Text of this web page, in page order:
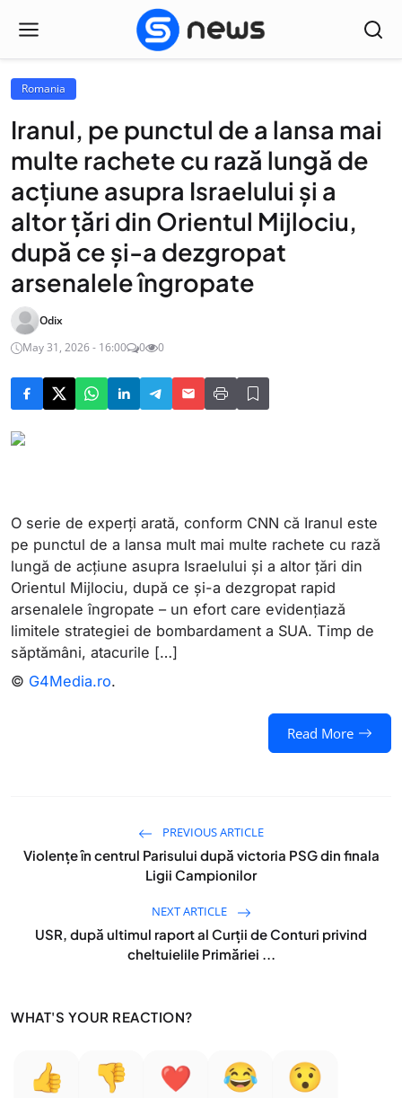
Romania
Iranul, pe punctul de a lansa mai
multe rachete cu rază lungă de
acțiune asupra Israelului și a
altor țări din Orientul Mijlociu,
după ce și-a dezgropat
arsenalele îngropate
Odix
May 31, 2026 - 16:00
0 0
O serie de experți arată, conform CNN că Iranul este
pe punctul de a lansa mult mai multe rachete cu rază
lungă de acțiune asupra Israelului și a altor țări din
Orientul Mijlociu, după ce și-a dezgropat rapid
arsenalele îngropate – un efort care evidențiază
limitele strategiei de bombardament a SUA. Timp de
săptămâni, atacurile […]
© G4Media.ro.
Read More
PREVIOUS ARTICLE
Violențe în centrul Parisului după victoria PSG din finala
Ligii Campionilor
NEXT ARTICLE
USR, după ultimul raport al Curții de Conturi privind
cheltuielile Primăriei ...
WHAT'S YOUR REACTION?